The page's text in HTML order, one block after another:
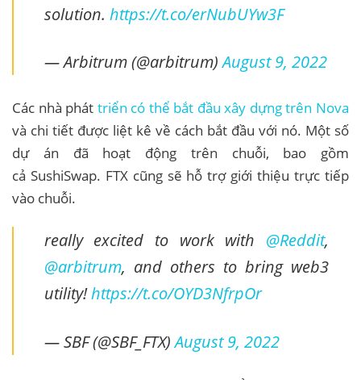
solution. https://t.co/erNubUYw3F
— Arbitrum (@arbitrum)August 9, 2022
Các nhà phát triển có thể bắt đầu xây dựng trên Nova
và chi tiết được liệt kê về cách bắt đầu với nó. Một số
dự án đã hoạt động trên chuỗi, bao gồm
cả SushiSwap. FTX cũng sẽ hỗ trợ giới thiệu trực tiếp
vào chuỗi.
really excited to work with @Reddit,
@arbitrum, and others to bring web3
utility!https://t.co/OYD3NfrpOr
— SBF (@SBF_FTX)August 9, 2022